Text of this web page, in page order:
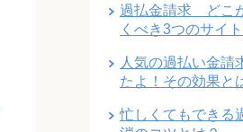
過払金請求 どこ
くべき3つのサイ
人気の過払い金請
たよ！その効果と
忙しくてもできる